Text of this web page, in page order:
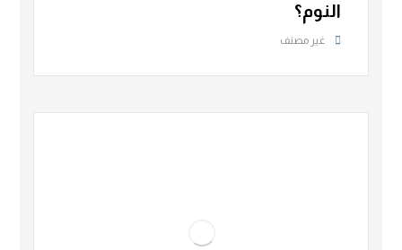
النوم؟
غير مصنف